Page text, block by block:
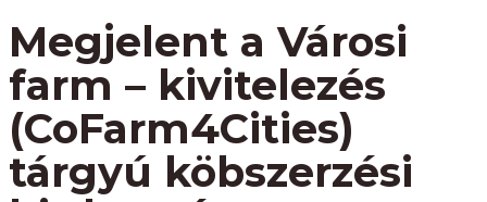
Megjelent a Városi
farm – kivitelezés
(CoFarm4Cities)
tárgyú köbszerzési